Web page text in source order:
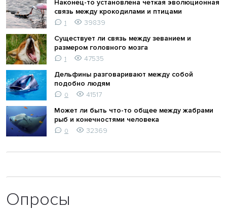
Наконец-то установлена четкая эволюционная
связь между крокодилами и птицами
1
39839
Существует ли связь между зеванием и
размером головного мозга
1
47535
Дельфины разговаривают между собой
подобно людям
0
41517
Может ли быть что-то общее между жабрами
рыб и конечностями человека
0 32369
Опросы